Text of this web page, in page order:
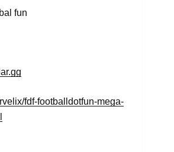
fun
fdf-footballdotfun-mega-